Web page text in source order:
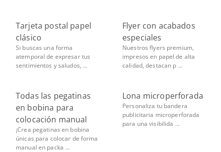
Tarjeta postal papel
clásico
Si buscas una forma
atemporal de expresar tus
sentimientos y saludos, ...
Flyer con acabados
especiales
Nuestros flyers premium,
impresos en papel de alta
calidad, destacan p ...
Todas las pegatinas
en bobina para
colocación manual
¡Crea pegatinas en bobina
únicas para colocar de forma
manual en packa ...
Lona microperforada
Personaliza tu bandera
publicitaria microperforada
para una visibilida ...